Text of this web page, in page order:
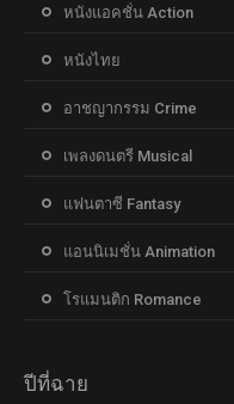
หนังแอคชั่น Action
หนังไทย
อาชญากรรม Crime
เพลงดนตรี Musical
แฟนตาซี Fantasy
แอนนิเมชั่น Animation
โรแมนติก Romance
ปีที่ฉาย